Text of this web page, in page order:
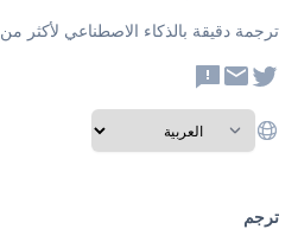
ترجمة دقيقة بالذكاء الاصطناعي لأكثر من 100 لغة
ترجم